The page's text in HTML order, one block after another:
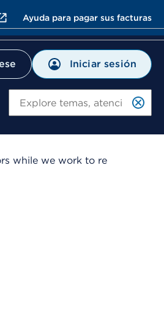
Ayuda para pagar sus facturas
Iniciar sesión
while we work to re